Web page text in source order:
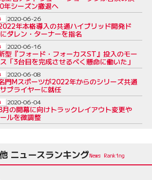
年シーズン撤退へ
年本格導入の共通ハイブリッド開発ド
ダレン・ターナーを指名
2020-06-26
型『フォード・フォーカスST』投入のモー
「3台目を完成させるべく懸命に働いた」
2020-06-16
門Mスポーツが2022年からのシリーズ共通
プライヤーに就任
2020-06-08
月の開幕に向けトラックレイアウト変更や
ルを微調整
2020-06-04
ニュースランキング